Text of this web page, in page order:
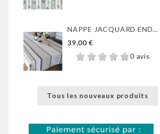
NAPPE JACQUARD ENDUIT...
39,00 €
0 avis
Tous les nouveaux produits